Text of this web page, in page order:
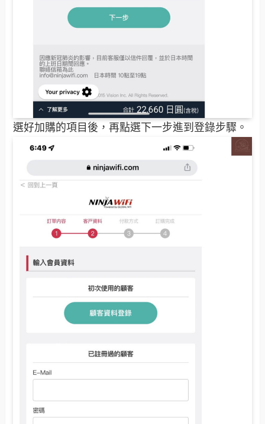
選好加購的項目後，再點選下一步進到登錄步驟。